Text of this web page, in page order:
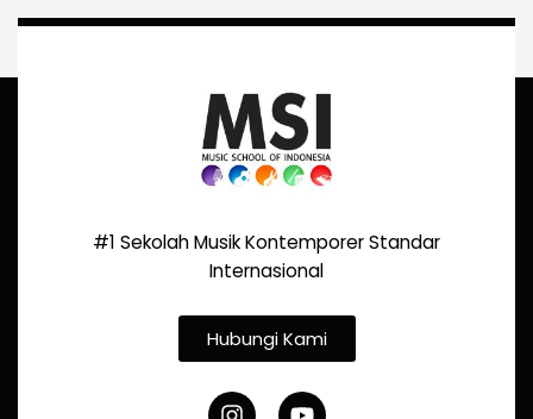
#1 Sekolah Musik Kontemporer Standar
Internasional
Hubungi Kami